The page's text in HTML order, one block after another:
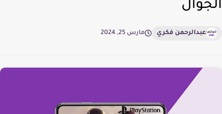
عبدالرحمن فكري مارس 25, 2024